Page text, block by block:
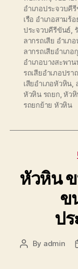
อำเภอประจวบคี
เรือ อำเภอสามร้
ประจวบคีรีขันธ์
ลากรถเสีย อำเภ
ลากรถเสียอำเภอ
อำเภอบางสะพา
รถเสียอำเภอปร
เสียอำเภอหัวหิน
หัวหิน รถยก ,หัวหิ
รถยกย้าย หัวหิน
หัวหิน
ข
ป
Post
By admin